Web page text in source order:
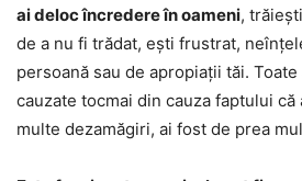
ai deloc încredere în oameni,
de a nu fi trădat, ești frustrat,
persoană sau de apropiații tăi.
cauzate tocmai din cauza faptului
multe dezamăgiri, ai fost de prea